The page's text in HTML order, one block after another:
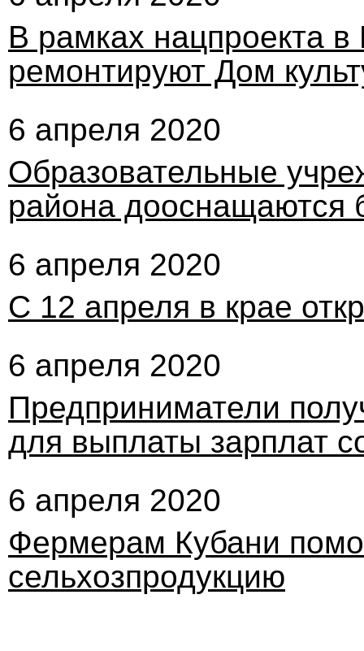
В рамках нацпроекта
ремонтируют Дом
6 апреля 2020
Образовательные
района дооснащаются
6 апреля 2020
С 12 апреля в крае
6 апреля 2020
Предприниматели
для выплаты зарплат
6 апреля 2020
Фермерам Кубани
сельхозпродукцию